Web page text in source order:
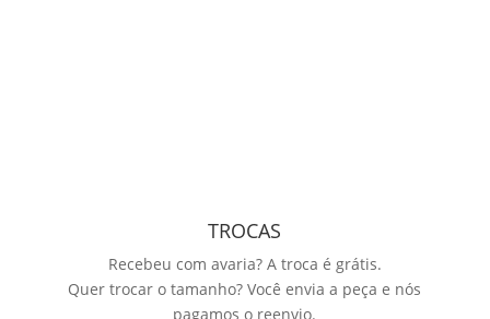
TROCAS
Recebeu com avaria? A troca é grátis.
Quer trocar o tamanho? Você envia a peça e nós
pagamos o reenvio.